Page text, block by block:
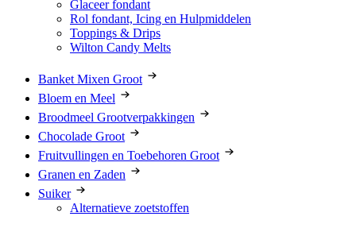
Glaceer fondant
Rol fondant, Icing en Hulpmiddelen
Toppings & Drips
Wilton Candy Melts
Banket Mixen Groot
Bloem en Meel
Broodmeel Grootverpakkingen
Chocolade Groot
Fruitvullingen en Toebehoren Groot
Granen en Zaden
Suiker
Alternatieve zoetstoffen